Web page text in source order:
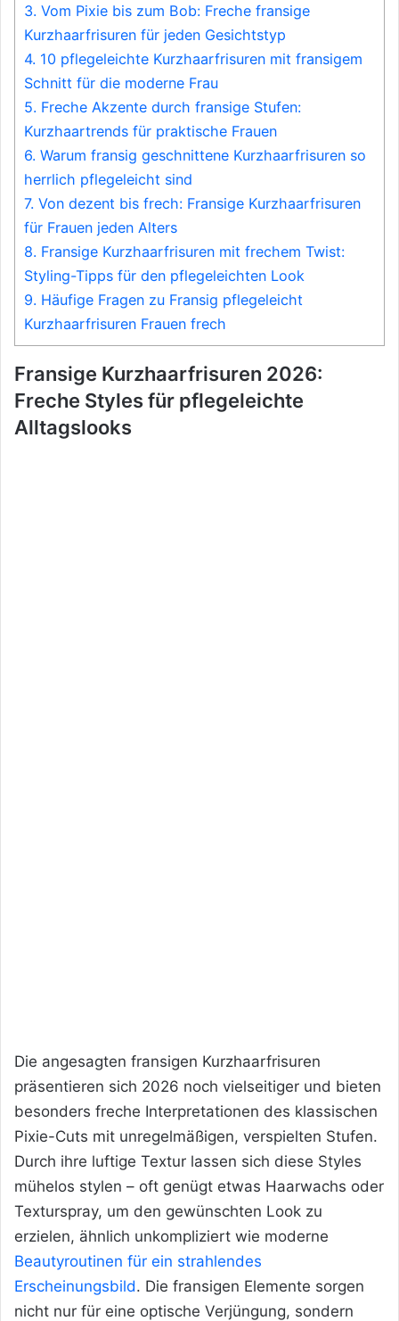
3. Vom Pixie bis zum Bob: Freche fransige
Kurzhaarfrisuren für jeden Gesichtstyp
4. 10 pflegeleichte Kurzhaarfrisuren mit fransigem
Schnitt für die moderne Frau
5. Freche Akzente durch fransige Stufen:
Kurzhaartrends für praktische Frauen
6. Warum fransig geschnittene Kurzhaarfrisuren so
herrlich pflegeleicht sind
7. Von dezent bis frech: Fransige Kurzhaarfrisuren
für Frauen jeden Alters
8. Fransige Kurzhaarfrisuren mit frechem Twist:
Styling-Tipps für den pflegeleichten Look
9. Häufige Fragen zu Fransig pflegeleicht
Kurzhaarfrisuren Frauen frech
Fransige Kurzhaarfrisuren 2026:
Freche Styles für pflegeleichte
Alltagslooks
Die angesagten fransigen Kurzhaarfrisuren
präsentieren sich 2026 noch vielseitiger und bieten
besonders freche Interpretationen des klassischen
Pixie-Cuts mit unregelmäßigen, verspielten Stufen.
Durch ihre luftige Textur lassen sich diese Styles
mühelos stylen – oft genügt etwas Haarwachs oder
Texturspray, um den gewünschten Look zu
erzielen, ähnlich unkompliziert wie moderne
Beautyroutinen für ein strahlendes
Erscheinungsbild. Die fransigen Elemente sorgen
nicht nur für eine optische Verjüngung, sondern